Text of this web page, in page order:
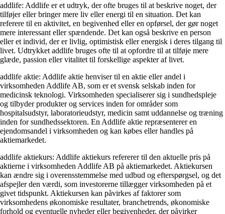
addlife: Addlife er et udtryk, der ofte bruges til at beskrive noget, der
tilføjer eller bringer mere liv eller energi til en situation. Det kan
referere til en aktivitet, en begivenhed eller en opførsel, der gør noget
mere interessant eller spændende. Det kan også beskrive en person
eller et individ, der er livlig, optimistisk eller energisk i deres tilgang til
livet. Udtrykket addlife bruges ofte til at opfordre til at tilføje mere
glæde, passion eller vitalitet til forskellige aspekter af livet.
addlife aktie: Addlife aktie henviser til en aktie eller andel i
virksomheden Addlife AB, som er et svensk selskab inden for
medicinsk teknologi. Virksomheden specialiserer sig i sundhedspleje
og tilbyder produkter og services inden for områder som
hospitalsudstyr, laboratorieudstyr, medicin samt uddannelse og træning
inden for sundhedssektoren. En Addlife aktie repræsenterer en
ejendomsandel i virksomheden og kan købes eller handles på
aktiemarkedet.
addlife aktiekurs: Addlife aktiekurs refererer til den aktuelle pris på
aktierne i virksomheden Addlife AB på aktiemarkedet. Aktiekursen
kan ændre sig i overensstemmelse med udbud og efterspørgsel, og det
afspejler den værdi, som investorerne tillægger virksomheden på et
givet tidspunkt. Aktiekursen kan påvirkes af faktorer som
virksomhedens økonomiske resultater, branchetrends, økonomiske
forhold og eventuelle nyheder eller begivenheder, der påvirker